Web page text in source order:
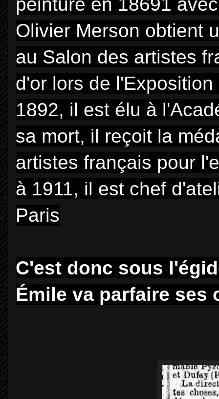
Olivier Merson obtient
au Salon des artistes
d'or lors de
1892, il est élu à
sa mort, il reçoit la
artistes français pour
à 1911, il est chef
Paris
C'est donc sous
Émile va parfaire ses